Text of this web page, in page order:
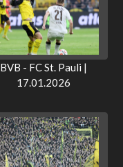
BVB - FC St. Pauli |
17.01.2026